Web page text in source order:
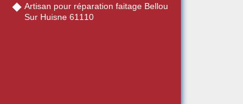
Artisan pour réparation faitage Bellou
Sur Huisne 61110